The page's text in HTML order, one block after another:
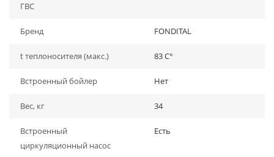
ГВС
Бренд FONDITAL
t теплоносителя (макс.) 83 C°
Встроенный бойлер Нет
Вес, кг 34
Встроенный
циркуляционный насос
Есть